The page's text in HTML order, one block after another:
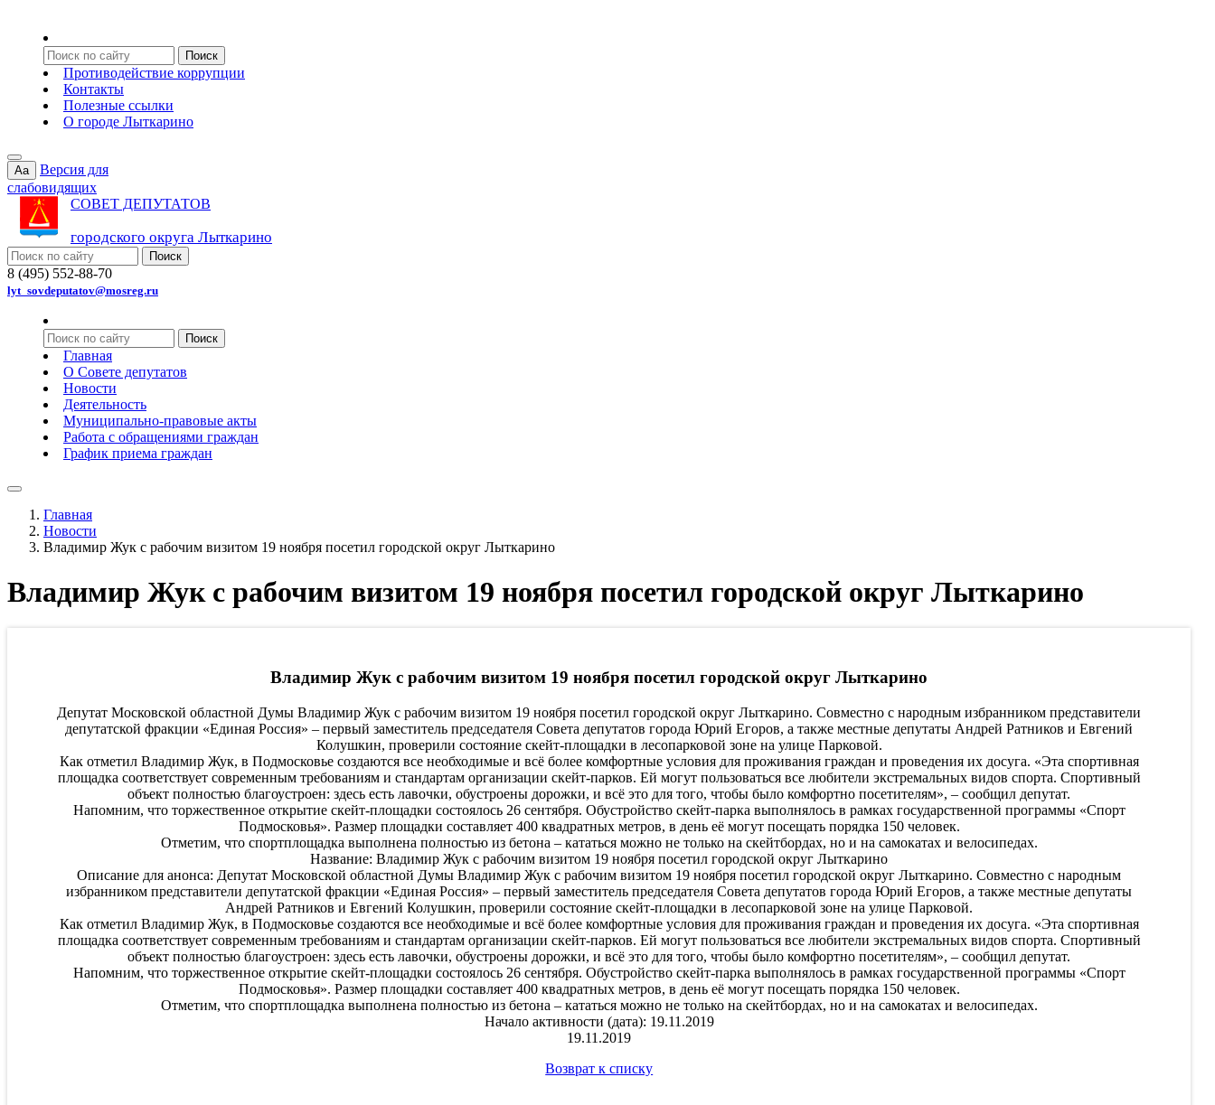
Противодействие коррупции
Контакты
Полезные ссылки
О городе Лыткарино
Aa
Версия для
слабовидящих
СОВЕТ ДЕПУТАТОВ
городского округа Лыткарино
8 (495) 552-88-70
lyt_sovdeputatov@mosreg.ru
Главная
О Совете депутатов
Новости
Деятельность
Муниципально-правовые акты
Работа с обращениями граждан
График приема граждан
Главная
Новости
Владимир Жук с рабочим визитом 19 ноября посетил городской округ Лыткарино
Владимир Жук с рабочим визитом 19 ноября посетил городской округ Лыткарино
Владимир Жук с рабочим визитом 19 ноября посетил городской округ Лыткарино
Депутат Московской областной Думы Владимир Жук с рабочим визитом 19 ноября посетил городской округ Лыткарино. Совместно с народным избранником представители
депутатской фракции «Единая Россия» – первый заместитель председателя Совета депутатов города Юрий Егоров, а также местные депутаты Андрей Ратников и Евгений
Колушкин, проверили состояние скейт-площадки в лесопарковой зоне на улице Парковой.
Как отметил Владимир Жук, в Подмосковье создаются все необходимые и всё более комфортные условия для проживания граждан и проведения их досуга. «Эта спортивная
площадка соответствует современным требованиям и стандартам организации скейт-парков. Ей могут пользоваться все любители экстремальных видов спорта. Спортивный
объект полностью благоустроен: здесь есть лавочки, обустроены дорожки, и всё это для того, чтобы было комфортно посетителям», – сообщил депутат.
Напомним, что торжественное открытие скейт-площадки состоялось 26 сентября. Обустройство скейт-парка выполнялось в рамках государственной программы «Спорт
Подмосковья». Размер площадки составляет 400 квадратных метров, в день её могут посещать порядка 150 человек.
Отметим, что спортплощадка выполнена полностью из бетона – кататься можно не только на скейтбордах, но и на самокатах и велосипедах.
Название: Владимир Жук с рабочим визитом 19 ноября посетил городской округ Лыткарино
Описание для анонса: Депутат Московской областной Думы Владимир Жук с рабочим визитом 19 ноября посетил городской округ Лыткарино. Совместно с народным
избранником представители депутатской фракции «Единая Россия» – первый заместитель председателя Совета депутатов города Юрий Егоров, а также местные депутаты
Андрей Ратников и Евгений Колушкин, проверили состояние скейт-площадки в лесопарковой зоне на улице Парковой.
Как отметил Владимир Жук, в Подмосковье создаются все необходимые и всё более комфортные условия для проживания граждан и проведения их досуга. «Эта спортивная
площадка соответствует современным требованиям и стандартам организации скейт-парков. Ей могут пользоваться все любители экстремальных видов спорта. Спортивный
объект полностью благоустроен: здесь есть лавочки, обустроены дорожки, и всё это для того, чтобы было комфортно посетителям», – сообщил депутат.
Напомним, что торжественное открытие скейт-площадки состоялось 26 сентября. Обустройство скейт-парка выполнялось в рамках государственной программы «Спорт
Подмосковья». Размер площадки составляет 400 квадратных метров, в день её могут посещать порядка 150 человек.
Отметим, что спортплощадка выполнена полностью из бетона – кататься можно не только на скейтбордах, но и на самокатах и велосипедах.
Начало активности (дата): 19.11.2019
19.11.2019
Возврат к списку